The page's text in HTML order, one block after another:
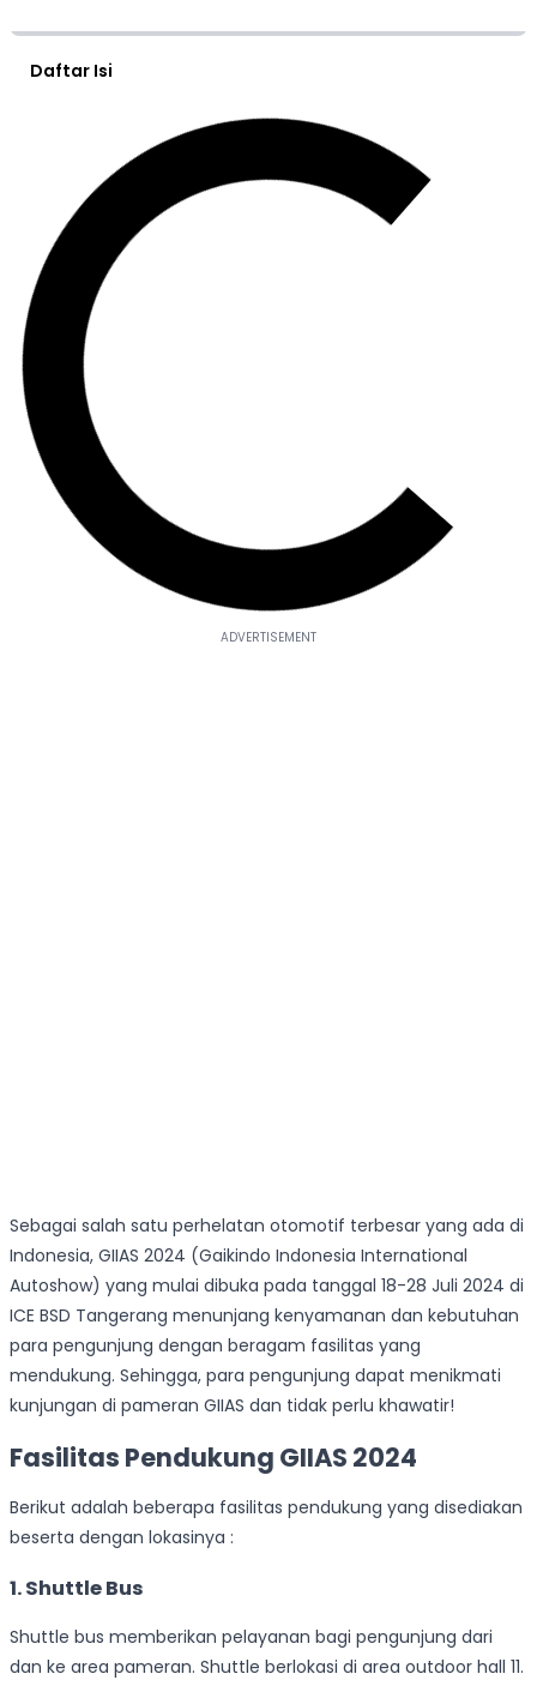
Daftar Isi
Sebagai salah satu perhelatan otomotif terbesar yang ada di
Indonesia, GIIAS 2024 (Gaikindo Indonesia International
Autoshow) yang mulai dibuka pada tanggal 18-28 Juli 2024 di
ICE BSD Tangerang menunjang kenyamanan dan kebutuhan
para pengunjung dengan beragam fasilitas yang
mendukung. Sehingga, para pengunjung dapat menikmati
kunjungan di pameran GIIAS dan tidak perlu khawatir!
Fasilitas Pendukung GIIAS 2024
Berikut adalah beberapa fasilitas pendukung yang disediakan
beserta dengan lokasinya :
1. Shuttle Bus
Shuttle bus memberikan pelayanan bagi pengunjung dari
dan ke area pameran. Shuttle berlokasi di area outdoor hall 11.